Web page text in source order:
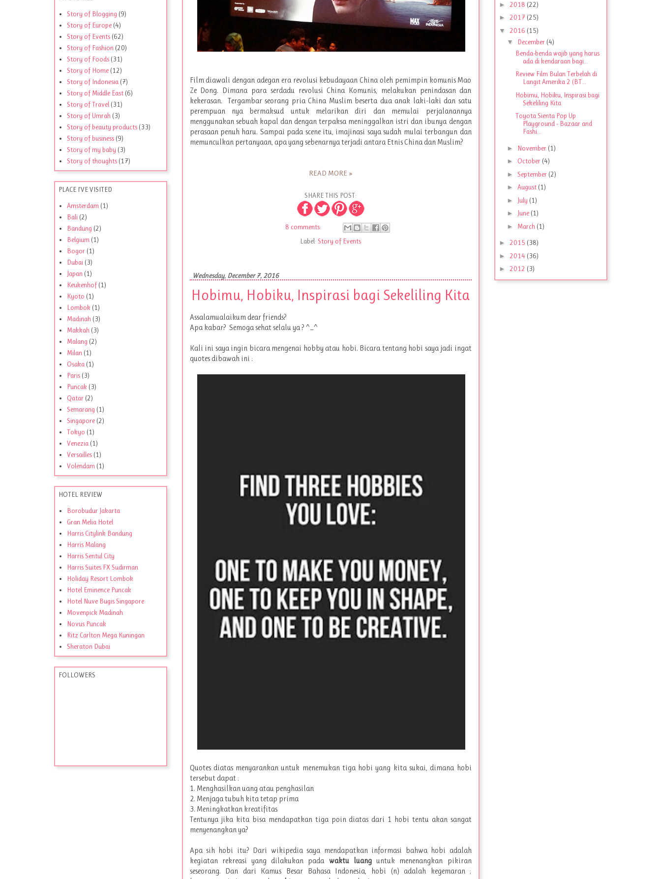
Film diawali dengan adegan era revolusi kebudayaan China oleh pemimpin komunis Mao
Ze Dong. Dimana para serdadu revolusi China Komunis, melakukan penindasan dan
kekerasan.
Tergambar seorang pria China Muslim beserta dua anak laki-laki dan satu
perempuan nya bermaksud untuk melarikan diri dan memulai perjalanannya
menggunakan sebuah kapal dan dengan terpaksa meninggalkan istri dan ibunya dengan
perasaan penuh haru. Sampai pada scene itu, imajinasi saya sudah mulai terbangun dan
memunculkan pertanyaan, apa yang sebenarnya terjadi antara Etnis China dan Muslim?
READ MORE »
SHARE THIS POST:
8 comments:
Label: Story of Events
Wednesday, December 7, 2016
Hobimu, Hobiku, Inspirasi bagi Sekeliling Kita
Assalamualaikum dear friends?
Apa kabar? Semoga sehat selalu ya ? ^_^
Kali ini saya ingin bicara mengenai hobby atau hobi. Bicara tentang hobi saya jadi ingat
quotes dibawah ini :
Quotes diatas menyarankan untuk menemukan tiga hobi yang kita sukai, dimana hobi
tersebut dapat :
1. Menghasilkan uang atau penghasilan
2. Menjaga tubuh kita tetap prima
3. Meningkatkan kreatifitas
Tentunya jika kita bisa mendapatkan tiga poin diatas dari 1 hobi tentu akan sangat
menyenangkan ya?
Apa sih hobi itu? Dari wikipedia saya mendapatkan informasi bahwa hobi adalah
kegiatan rekreasi yang dilakukan pada waktu luanguntuk menenangkan pikiran
seseorang. Dan dari Kamus Besar Bahasa Indonesia, hobi (n) adalah kegemaran ;
Story of Blogging (9)
Story of Europe (4)
Story of Events (62)
Story of Fashion (20)
Story of Foods (31)
Story of Home (12)
Story of Indonesia (7)
Story of Middle East (6)
Story of Travel (31)
Story of Umrah (3)
Story of beauty products (33)
Story of business (9)
Story of my baby (3)
Story of thoughts (17)
PLACE I'VE VISITED
Amsterdam (1)
Bali (2)
Bandung (2)
Belgium (1)
Bogor (1)
Dubai (3)
Japan (1)
Keukenhof (1)
Kyoto (1)
Lombok (1)
Madinah (3)
Makkah (3)
Malang (2)
Milan (1)
Osaka (1)
Paris (3)
Puncak (3)
Qatar (2)
Semarang (1)
Singapore (2)
Tokyo (1)
Venezia (1)
Versailles (1)
Volendam (1)
HOTEL REVIEW
Borobudur Jakarta
Gran Melia Hotel
Harris Citylink Bandung
Harris Malang
Harris Sentul City
Harris Suites FX Sudirman
Holiday Resort Lombok
Hotel Eminence Puncak
Hotel Nuve Bugis Singapore
Movenpick Madinah
Novus Puncak
Ritz Carlton Mega Kuningan
Sheraton Dubai
FOLLOWERS
► 2018 (22)
► 2017 (25)
▼ 2016 (15)
▼
December (4)
Benda-benda wajib yang harus
ada di kendaraan bagi...
Review Film Bulan Terbelah di
Langit Amerika 2 (BT...
Hobimu, Hobiku, Inspirasi bagi
Sekeliling Kita
Toyota Sienta Pop Up
Playground - Bazaar and
Fashi...
► November (1)
► October (4)
►September (2)
►August (1)
►
July (1)
►
June (1)
► March (1)
► 2015 (38)
► 2014 (36)
► 2012 (3)